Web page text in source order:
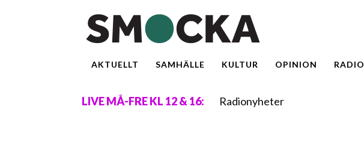
AKTUELLT SAMHÄLLE KULTUR OPINION RADIO
LIVE MÅ-FRE KL 12 & 16: Radionyheter